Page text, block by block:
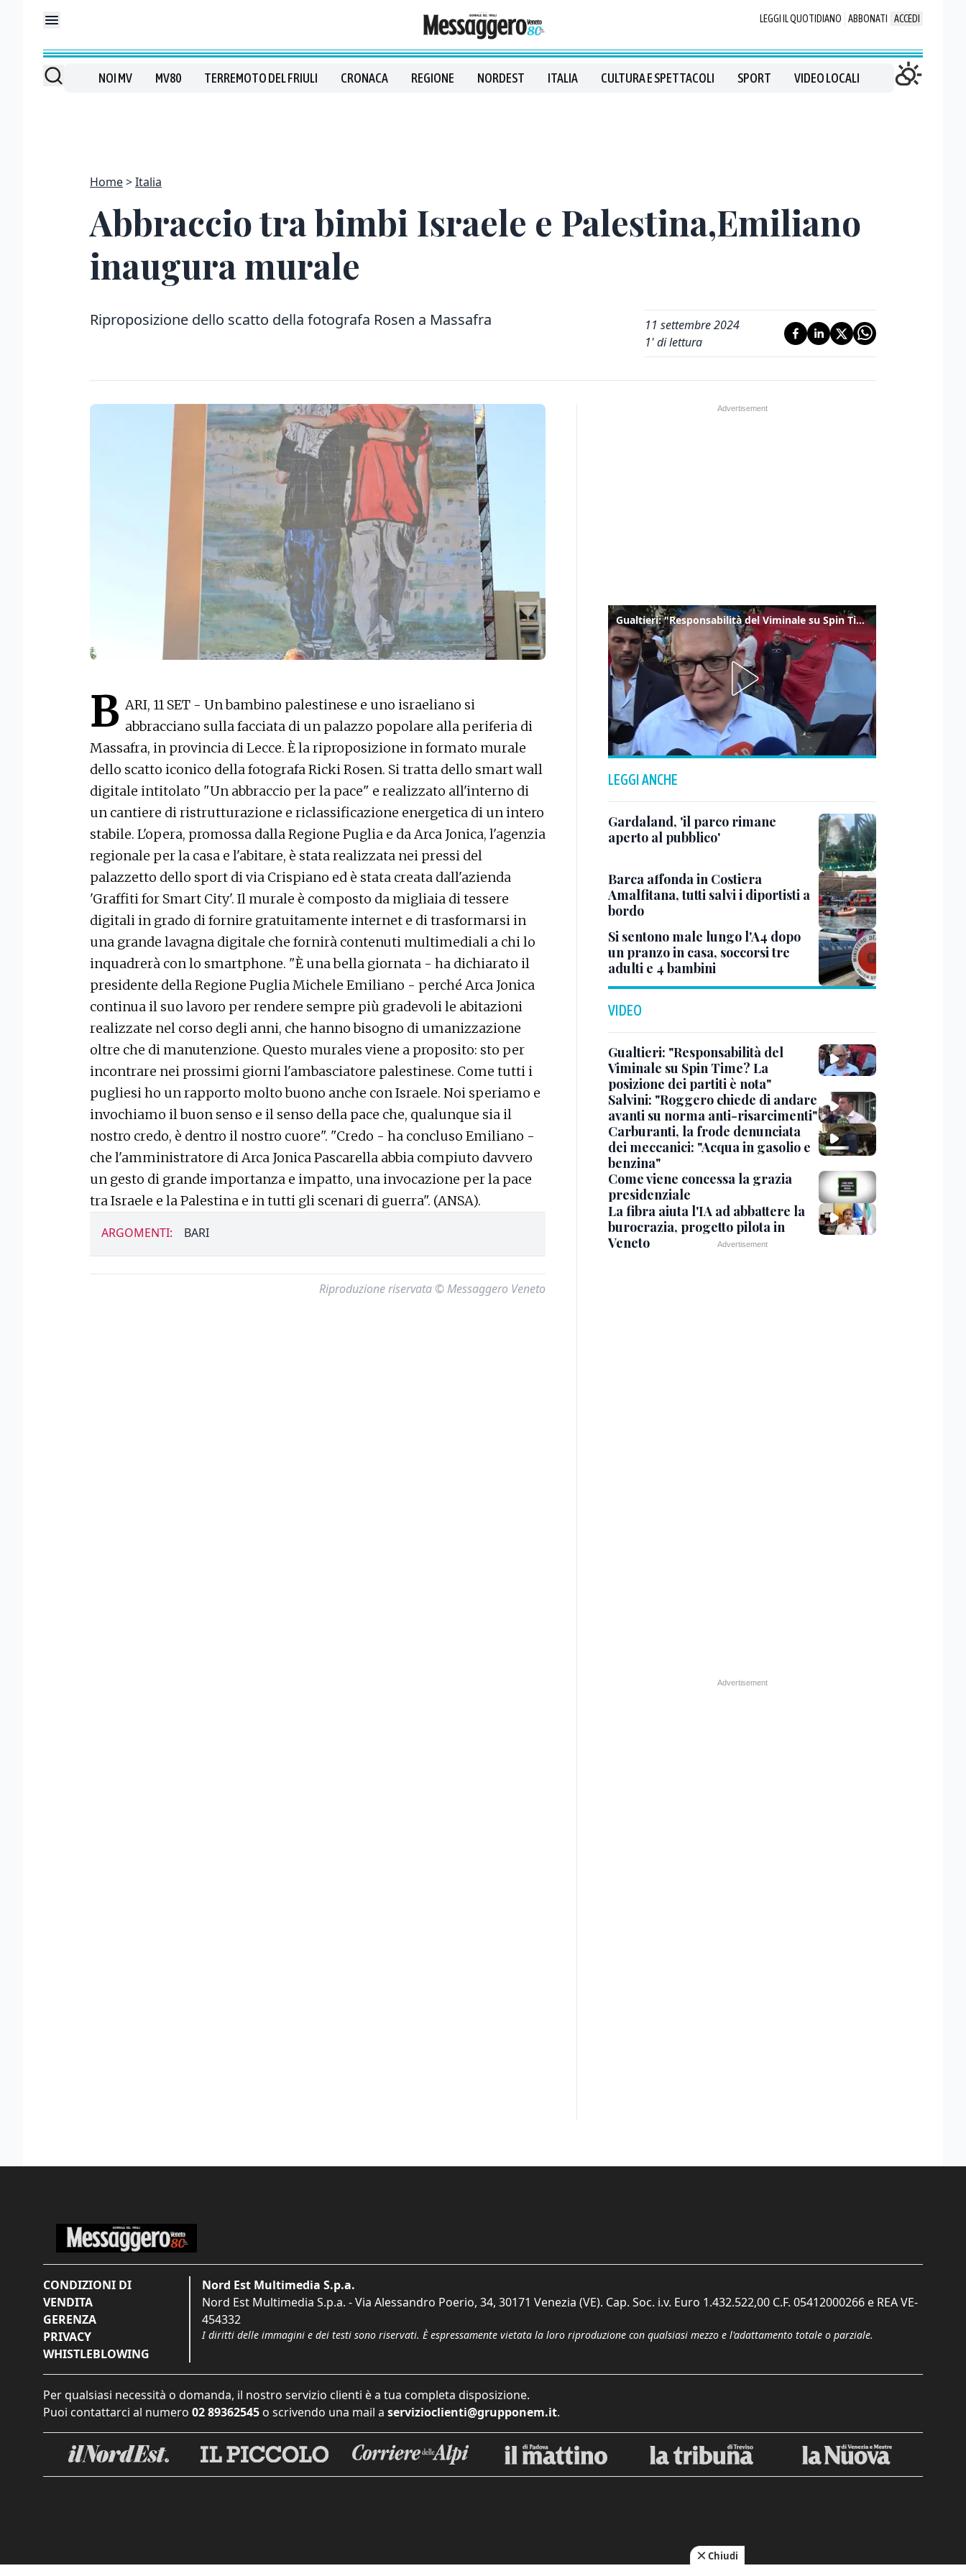
LEGGI IL QUOTIDIANO ABBONATI ACCEDI
NOI MV MV80 TERREMOTO DEL FRIULI CRONACA REGIONE NORDEST ITALIA CULTURA E SPETTACOLI SPORT VIDEO LOCALI
Home Italia
Abbraccio tra bimbi Israele e Palestina,Emiliano
inaugura murale
Riproposizione dello scatto della fotografa Rosen a Massafra
11 settembre 2024
1' di lettura
B ARI, 11 SET - Un bambino palestinese e uno israeliano si
abbracciano sulla facciata di un palazzo popolare alla periferia di
Massafra, in provincia di Lecce. È la riproposizione in formato murale
dello scatto iconico della fotografa Ricki Rosen. Si tratta dello smart wall
digitale intitolato "Un abbraccio per la pace" e realizzato all'interno di
un cantiere di ristrutturazione e riclassificazione energetica di un intero
stabile. L'opera, promossa dalla Regione Puglia e da Arca Jonica, l'agenzia
regionale per la casa e l'abitare, è stata realizzata nei pressi del
palazzetto dello sport di via Crispiano ed è stata creata dall'azienda
'Graffiti for Smart City'. Il murale è composto da migliaia di tessere
digitali in grado di fornire gratuitamente internet e di trasformarsi in
una grande lavagna digitale che fornirà contenuti multimediali a chi lo
inquadrerà con lo smartphone. "È una bella giornata - ha dichiarato il
presidente della Regione Puglia Michele Emiliano - perché Arca Jonica
continua il suo lavoro per rendere sempre più gradevoli le abitazioni
realizzate nel corso degli anni, che hanno bisogno di umanizzazione
oltre che di manutenzione. Questo murales viene a proposito: sto per
incontrare nei prossimi giorni l'ambasciatore palestinese. Come tutti i
pugliesi ho un rapporto molto buono anche con Israele. Noi speriamo e
invochiamo il buon senso e il senso della pace che, qualunque sia il
nostro credo, è dentro il nostro cuore". "Credo - ha concluso Emiliano -
che l'amministratore di Arca Jonica Pascarella abbia compiuto davvero
un gesto di grande importanza e impatto, una invocazione per la pace
tra Israele e la Palestina e in tutti gli scenari di guerra". (ANSA).
ARGOMENTI: BARI
Riproduzione riservata © Messaggero Veneto
Gualtieri: "Responsabilità del Viminale su Spin Time? La posizione dei partiti è nota"
LEGGI ANCHE
Gardaland, 'il parco rimane
aperto al pubblico'
Barca affonda in Costiera
Amalfitana, tutti salvi i diportisti a
bordo
Si sentono male lungo l'A4 dopo
un pranzo in casa, soccorsi tre
adulti e 4 bambini
VIDEO
Gualtieri: "Responsabilità del
Viminale su Spin Time? La
posizione dei partiti è nota"
Salvini: "Roggero chiede di andare
avanti su norma anti-risarcimenti"
Carburanti, la frode denunciata
dei meccanici: "Acqua in gasolio e
benzina"
Come viene concessa la grazia
presidenziale
La fibra aiuta l'IA ad abbattere la
burocrazia, progetto pilota in
Veneto
CONDIZIONI DI
VENDITA
GERENZA
PRIVACY
WHISTLEBLOWING
Nord Est Multimedia S.p.a.
Nord Est Multimedia S.p.a. - Via Alessandro Poerio, 34, 30171 Venezia (VE). Cap. Soc. i.v. Euro 1.432.522,00 C.F. 05412000266 e REA VE-
454332
I diritti delle immagini e dei testi sono riservati. È espressamente vietata la loro riproduzione con qualsiasi mezzo e l'adattamento totale o parziale.
Per qualsiasi necessità o domanda, il nostro servizio clienti è a tua completa disposizione.
Puoi contattarci al numero 02 89362545 o scrivendo una mail a servizioclienti@grupponem.it.
Chiudi